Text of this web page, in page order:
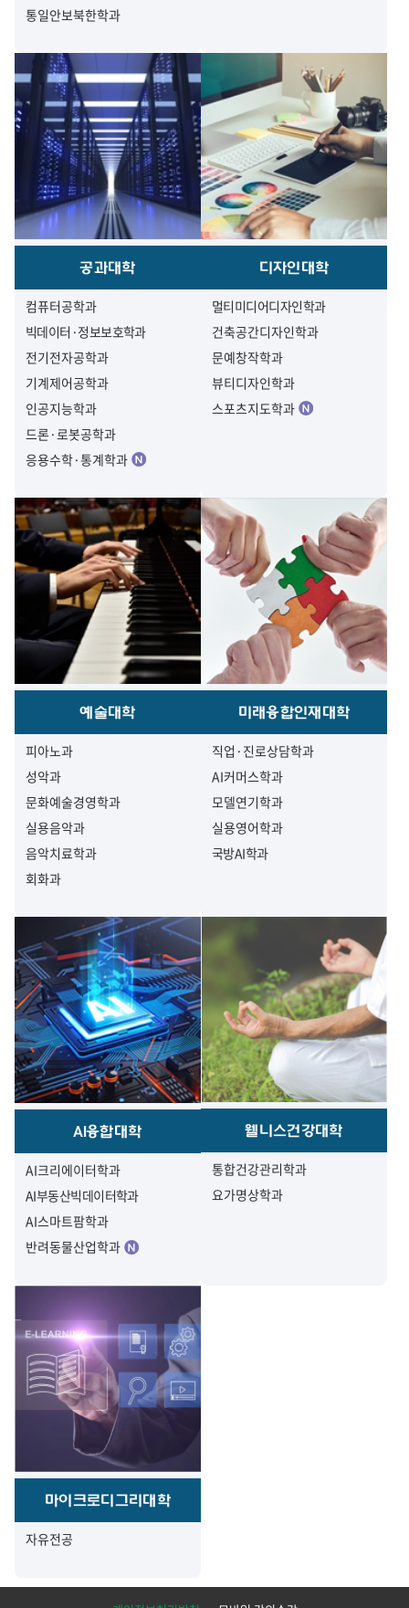
통일안보북한학과
공과대학
컴퓨터공학과
빅데이터·정보보호학과
전기전자공학과
기계제어공학과
인공지능학과
드론·로봇공학과
응용수학·통계학과
디자인대학
멀티미디어디자인학과
건축공간디자인학과
문예창작학과
뷰티디자인학과
스포츠지도학과
예술대학
피아노과
성악과
문화예술경영학과
실용음악과
음악치료학과
회화과
미래융합인재대학
직업·진로상담학과
AI커머스학과
모델연기학과
실용영어학과
국방AI학과
AI융합대학
AI크리에이터학과
AI부동산빅데이터학과
AI스마트팜학과
반려동물산업학과
웰니스건강대학
통합건강관리학과
요가명상학과
마이크로디그리대학
자유전공